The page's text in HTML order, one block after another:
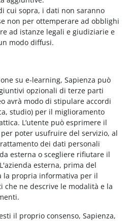
cui sopra, i dati non saranno
non per ottemperare ad obblighi
ad istanze legali e giudiziarie e
modo diffusi.
su e-learning, Sapienza può
opzionali di terze parti
avrà modo di stipulare accordi
studio) per il miglioramento
L’utente può esprimere il
poter usufruire del servizio, al
dei dati personali
esterna o scegliere rifiutare il
esterna, prima del
la propria informativa per il
che ne descrive le modalità e la
il proprio consenso, Sapienza,